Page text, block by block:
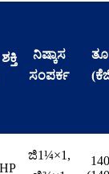
ನಿಷ್ಕಾಸ
ಸಂಪರ್ಕ
ಜಿ1¼×1,